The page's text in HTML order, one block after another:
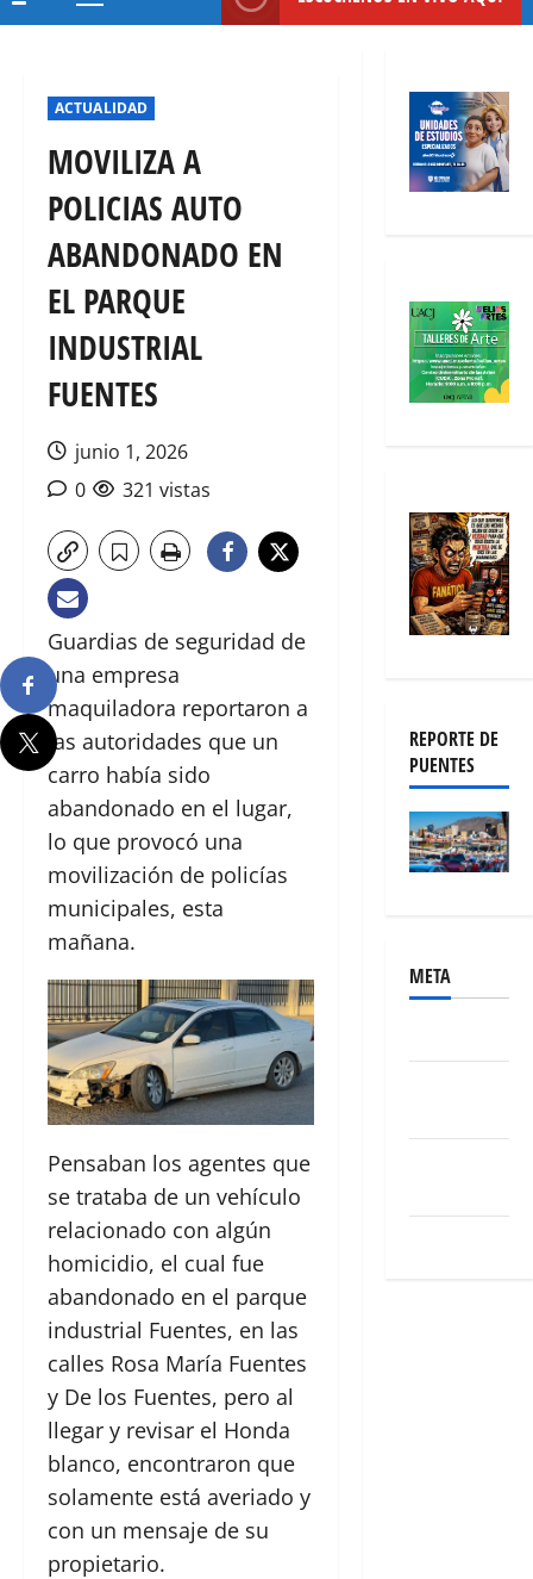
Menú
ACTUALIDAD
MOVILIZA A
POLICIAS AUTO
ABANDONADO EN
EL PARQUE
INDUSTRIAL
FUENTES
junio 1, 2026
0
321 vistas
Guardias de seguridad de
una empresa
maquiladora reportaron a
las autoridades que un
carro había sido
abandonado en el lugar,
lo que provocó una
movilización de policías
municipales, esta
mañana.
Pensaban los agentes que
se trataba de un vehículo
relacionado con algún
homicidio, el cual fue
abandonado en el parque
industrial Fuentes, en las
calles Rosa María Fuentes
y De los Fuentes, pero al
llegar y revisar el Honda
blanco, encontraron que
solamente está averiado y
con un mensaje de su
propietario.
REPORTE DE
PUENTES
META